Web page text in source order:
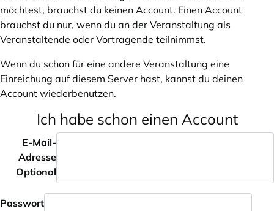
möchtest, brauchst du keinen Account. Einen Account
brauchst du nur, wenn du an der Veranstaltung als
Veranstaltende oder Vortragende teilnimmst.
Wenn du schon für eine andere Veranstaltung eine
Einreichung auf diesem Server hast, kannst du deinen
Account wiederbenutzen.
Ich habe schon einen Account
E-Mail-
Adresse
Optional
Passwort